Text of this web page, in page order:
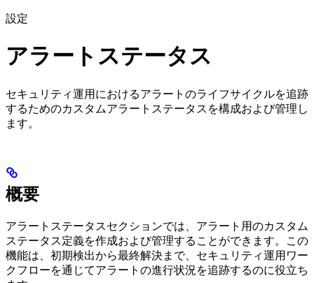
設定
アラートステータス
セキュリティ運用におけるアラートのライフサイクルを追跡
するためのカスタムアラートステータスを構成および管理し
ます。
概要
アラートステータスセクションでは、アラート用のカスタム
ステータス定義を作成および管理することができます。この
機能は、初期検出から最終解決まで、セキュリティ運用ワー
クフローを通じてアラートの進行状況を追跡するのに役立ち